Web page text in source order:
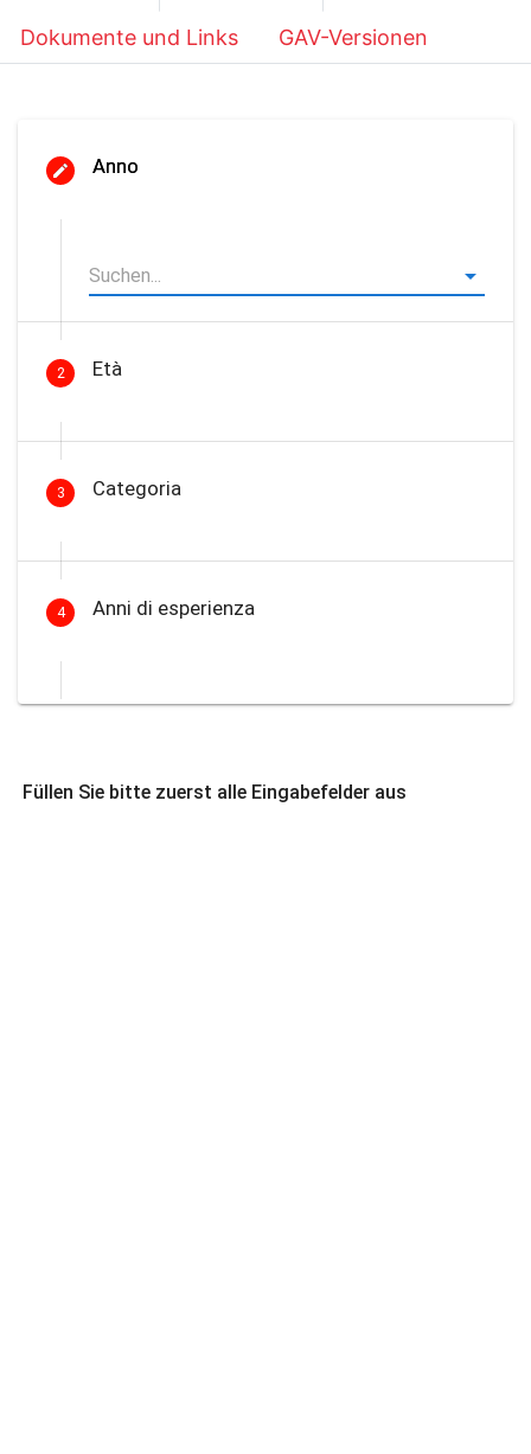
Dokumente und Links GAV-Versionen
Anno
2 Età
3 Categoria
4 Anni di esperienza
Füllen Sie bitte zuerst alle Eingabefelder aus